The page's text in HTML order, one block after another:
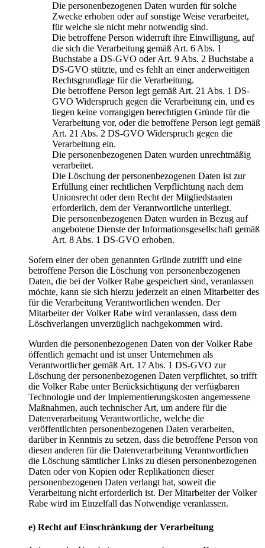
Die personenbezogenen Daten wurden für solche
Zwecke erhoben oder auf sonstige Weise verarbeitet,
für welche sie nicht mehr notwendig sind.
Die betroffene Person widerruft ihre Einwilligung, auf
die sich die Verarbeitung gemäß Art. 6 Abs. 1
Buchstabe a DS-GVO oder Art. 9 Abs. 2 Buchstabe a
DS-GVO stützte, und es fehlt an einer anderweitigen
Rechtsgrundlage für die Verarbeitung.
Die betroffene Person legt gemäß Art. 21 Abs. 1 DS-
GVO Widerspruch gegen die Verarbeitung ein, und es
liegen keine vorrangigen berechtigten Gründe für die
Verarbeitung vor, oder die betroffene Person legt gemäß
Art. 21 Abs. 2 DS-GVO Widerspruch gegen die
Verarbeitung ein.
Die personenbezogenen Daten wurden unrechtmäßig
verarbeitet.
Die Löschung der personenbezogenen Daten ist zur
Erfüllung einer rechtlichen Verpflichtung nach dem
Unionsrecht oder dem Recht der Mitgliedstaaten
erforderlich, dem der Verantwortliche unterliegt.
Die personenbezogenen Daten wurden in Bezug auf
angebotene Dienste der Informationsgesellschaft gemäß
Art. 8 Abs. 1 DS-GVO erhoben.
Sofern einer der oben genannten Gründe zutrifft und eine
betroffene Person die Löschung von personenbezogenen
Daten, die bei der Volker Rabe gespeichert sind, veranlassen
möchte, kann sie sich hierzu jederzeit an einen Mitarbeiter des
für die Verarbeitung Verantwortlichen wenden. Der
Mitarbeiter der Volker Rabe wird veranlassen, dass dem
Löschverlangen unverzüglich nachgekommen wird.
Wurden die personenbezogenen Daten von der Volker Rabe
öffentlich gemacht und ist unser Unternehmen als
Verantwortlicher gemäß Art. 17 Abs. 1 DS-GVO zur
Löschung der personenbezogenen Daten verpflichtet, so trifft
die Volker Rabe unter Berücksichtigung der verfügbaren
Technologie und der Implementierungskosten angemessene
Maßnahmen, auch technischer Art, um andere für die
Datenverarbeitung Verantwortliche, welche die
veröffentlichten personenbezogenen Daten verarbeiten,
darüber in Kenntnis zu setzen, dass die betroffene Person von
diesen anderen für die Datenverarbeitung Verantwortlichen
die Löschung sämtlicher Links zu diesen personenbezogenen
Daten oder von Kopien oder Replikationen dieser
personenbezogenen Daten verlangt hat, soweit die
Verarbeitung nicht erforderlich ist. Der Mitarbeiter der Volker
Rabe wird im Einzelfall das Notwendige veranlassen.
e) Recht auf Einschränkung der Verarbeitung